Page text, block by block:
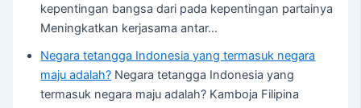
kepentingan bangsa dari pada kepentingan partainya
Meningkatkan kerjasama antar…
Negara tetangga Indonesia yang termasuk negara
maju adalah? Negara tetangga Indonesia yang
termasuk negara maju adalah? Kamboja Filipina